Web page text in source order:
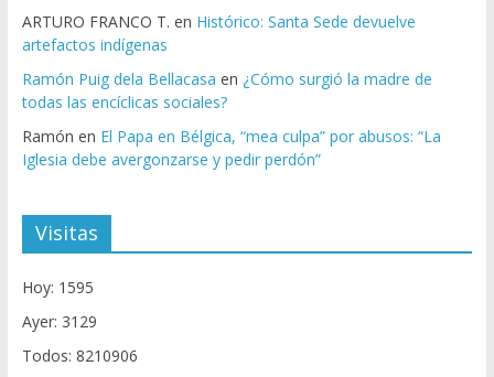
ARTURO FRANCO T. en Histórico: Santa Sede devuelve
artefactos indígenas
Ramón Puig dela Bellacasa en ¿Cómo surgió la madre de
todas las encíclicas sociales?
Ramón en El Papa en Bélgica, “mea culpa” por abusos: “La
Iglesia debe avergonzarse y pedir perdón”
Visitas
Hoy: 1595
Ayer: 3129
Todos: 8210906